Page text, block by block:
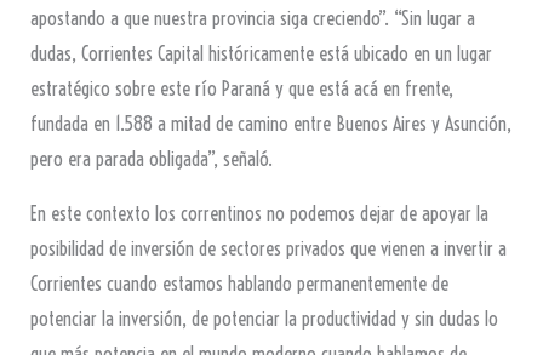
apostando a que nuestra provincia siga creciendo”. “Sin lugar a
dudas, Corrientes Capital históricamente está ubicado en un lugar
estratégico sobre este río Paraná y que está acá en frente,
fundada en 1.588 a mitad de camino entre Buenos Aires y Asunción,
pero era parada obligada”, señaló.
En este contexto los correntinos no podemos dejar de apoyar la
posibilidad de inversión de sectores privados que vienen a invertir a
Corrientes cuando estamos hablando permanentemente de
potenciar la inversión, de potenciar la productividad y sin dudas lo